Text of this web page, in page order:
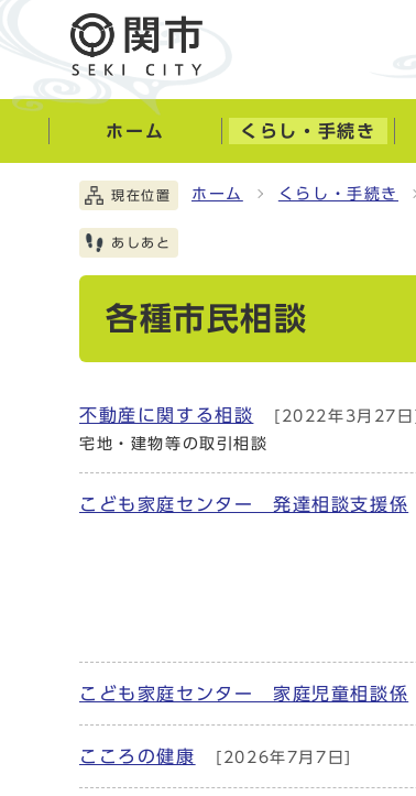
ホーム くらし・手続き
現在位置 ホーム くらし・手続き
あしあと
各種市民相談
不動産に関する相談
[2022年3月27日]
宅地・建物等の取引相談
こども家庭センター 発達相談支援係
こども家庭センター 家庭児童相談係
こころの健康 [2026年7月7日]